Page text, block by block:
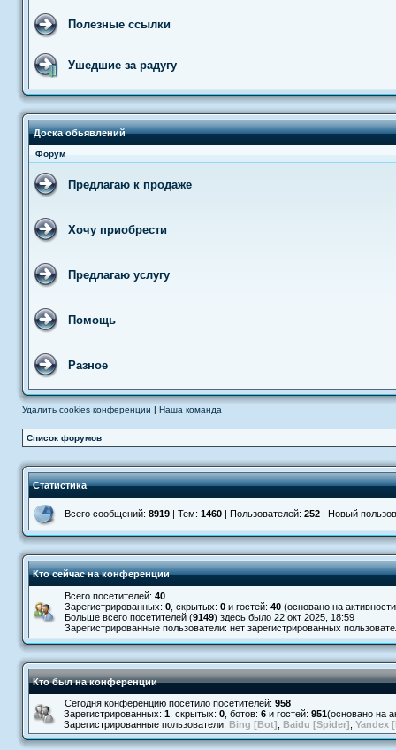
Полезные ссылки
Ушедшие за радугу
Доска обьявлений
Форум
Предлагаю к продаже
Хочу приобрести
Предлагаю услугу
Помощь
Разное
Удалить cookies конференции | Наша команда
Список форумов
Статистика
Всего сообщений: 8919 | Тем: 1460 | Пользователей: 252 | Новый
Кто сейчас на конференции
Всего посетителей: 40
Зарегистрированных: 0 , скрытых: 0 и гостей: 40 (основано на
Больше всего посетителей (9149) здесь было 22 окт 2025, 18:59
Зарегистрированные пользователи: нет зарегистрированных
Кто был на конференции
Сегодня конференцию поcетило посетителей: 958
Зарегистрированных: 1 , скрытых: 0 , ботов: 6 и гостей: 951(основано на
Зарегистрированные пользователи: Bing [Bot] Baidu [Spider] Yandex